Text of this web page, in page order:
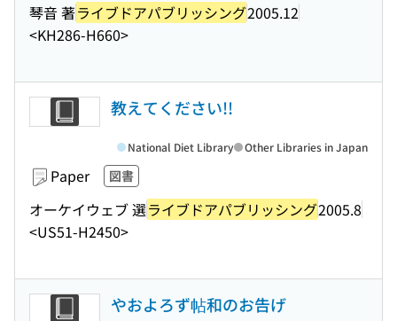
琴音 著ライブドアパブリッシング2005.12
<KH286-H660>
教えてください!!
Paper 図書
オーケイウェブ 選ライブドアパブリッシング2005.8
<US51-H2450>
National Diet Library Other Libraries in Japan
やおよろず帖和のお告げ